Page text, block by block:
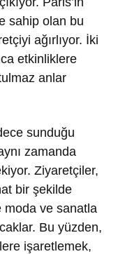
sahip olan bu
ağırlıyor. İki
etkinliklere
anlar
sunduğu
zamanda
Ziyaretçiler,
bir şekilde
moda ve sanatla
Bu yüzden,
işaretlemek,